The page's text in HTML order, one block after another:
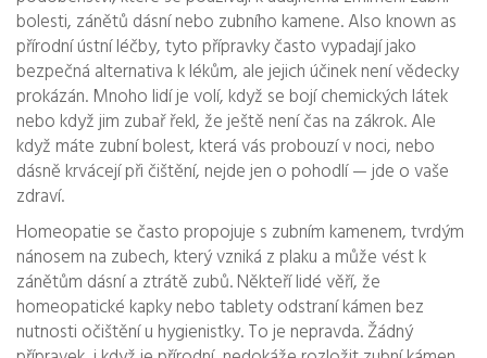
bolesti, zánětů dásní nebo zubního kamene. Also known as
přírodní ústní léčby, tyto přípravky často vypadají jako
bezpečná alternativa k lékům, ale jejich účinek není vědecky
prokázán. Mnoho lidí je volí, když se bojí chemických látek
nebo když jim zubař řekl, že ještě není čas na zákrok. Ale
když máte zubní bolest, která vás probouzí v noci, nebo
dásně krvácejí při čištění, nejde jen o pohodlí — jde o vaše
zdraví.
Homeopatie se často propojuje s zubním kamenem,tvrdým
nánosem na zubech, který vzniká z plaku a může vést k
zánětům dásní a ztrátě zubů. Někteří lidé věří, že
homeopatické kapky nebo tablety odstraní kámen bez
nutnosti očištění u hygienistky. To je nepravda. Žádný